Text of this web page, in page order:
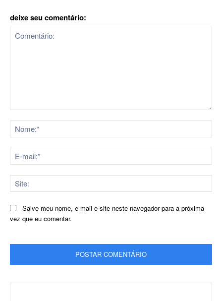
deixe seu comentário:
Salve meu nome, e-mail e site neste navegador para a próxima
vez que eu comentar.